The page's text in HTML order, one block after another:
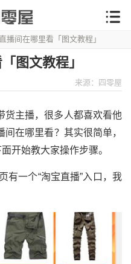
播间在哪里看「图文教程」
图文教程」
来源：四零屋
货主播，很多人都喜欢看他
在哪里看？其实很简单，
开始教大家操作步骤。
有一个“淘宝直播”入口，我